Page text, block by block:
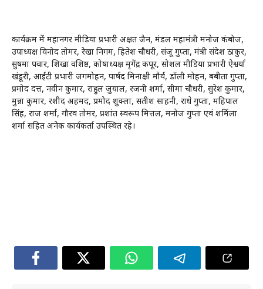
कार्यक्रम में महानगर मीडिया प्रभारी अक्षत जैन, मंडल महामंत्री मनोज कंबोज,
उपाध्यक्ष विनोद तोमर, रेखा निगम, हितेश चौधरी, संजू गुप्ता, मंत्री संदेश ठाकुर,
सुषमा पवार, शिखा वशिष्ठ, कोषाध्यक्ष मृगेंद्र कपूर, सोशल मीडिया प्रभारी ऐश्वर्या
खंडूरी, आईटी प्रभारी जगमोहन, पार्षद मिनाक्षी मौर्य, डॉली मोहन, बबीता गुप्ता,
प्रमोद दत्त, नवीन कुमार, राहुल जुयाल, रजनी शर्मा, सीमा चौधरी, सुरेश कुमार,
मुन्ना कुमार, रशीद अहमद, प्रमोद शुक्ला, सतीश साहनी, राधे गुप्ता, महिपाल
सिंह, राज शर्मा, गौरव तोमर, प्रशांत स्वरूप मित्तल, मनोज गुप्ता एवं शर्मिला
शर्मा सहित अनेक कार्यकर्ता उपस्थित रहे।